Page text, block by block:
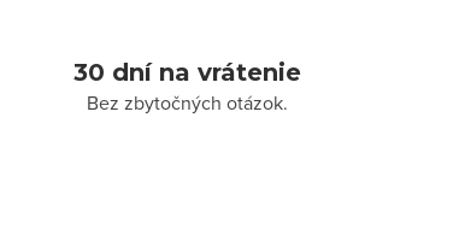
30 dní na vrátenie
Bez zbytočných otázok.